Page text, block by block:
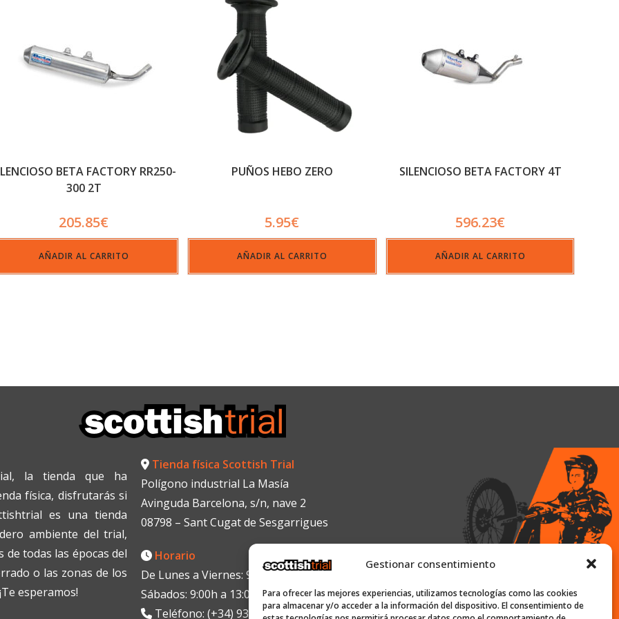
Gestionar consentimiento
Para ofrecer las mejores experiencias, utilizamos tecnologías como las cookies
para almacenar y/o acceder a la información del dispositivo. El consentimiento de
BETA FACTORY RR250-
300 2T
205.85€
AÑADIR AL CARRITO
PUÑOS HEBO ZERO
5.95€
AÑADIR AL CARRITO
SILENCIOSO BETA FACTORY 4T
596.23€
AÑADIR AL CARRITO
la tienda que ha
física, disfrutarás si
es una tienda
ambiente del trial,
todas las épocas del
o las zonas de los
esperamos!
Tienda física Scottish Trial
Polígono industrial La Masía
Avinguda Barcelona, s/n, nave 2
08798 – Sant Cugat de Sesgarrigues
Horario
De Lunes a Viernes: 9:00h a 13:00h y de 16:00h a 19:30h
Sábados: 9:00h a 13:00h
Teléfono: (+34) 938199330